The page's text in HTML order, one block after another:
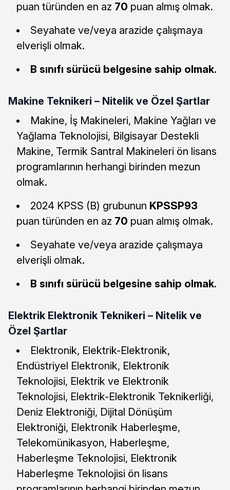
puan türünden en az 70 puan almış olmak.
Seyahate ve/veya arazide çalışmaya
elverişli olmak.
B sınıfı sürücü belgesine sahip olmak.
Makine Teknikeri – Nitelik ve Özel Şartlar
Makine, İş Makineleri, Makine Yağları ve
Yağlama Teknolojisi, Bilgisayar Destekli
Makine, Termik Santral Makineleri ön lisans
programlarının herhangi birinden mezun
olmak.
2024 KPSS (B) grubunun KPSSP93
puan türünden en az 70 puan almış olmak.
Seyahate ve/veya arazide çalışmaya
elverişli olmak.
B sınıfı sürücü belgesine sahip olmak.
Elektrik Elektronik Teknikeri – Nitelik ve
Özel Şartlar
Elektronik, Elektrik-Elektronik,
Endüstriyel Elektronik, Elektronik
Teknolojisi, Elektrik ve Elektronik
Teknolojisi, Elektrik-Elektronik Teknikerliği,
Deniz Elektroniği, Dijital Dönüşüm
Elektroniği, Elektronik Haberleşme,
Telekomünikasyon, Haberleşme,
Haberleşme Teknolojisi, Elektronik
Haberleşme Teknolojisi ön lisans